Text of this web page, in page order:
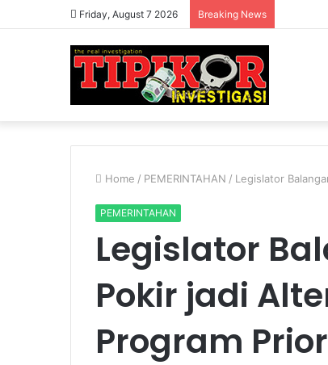
Friday, August 7 2026 Breaking News
Home / PEMERINTAHAN / Legislator
PEMERINTAHAN
Legislator
Pokir jadi
Program